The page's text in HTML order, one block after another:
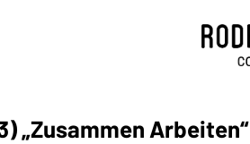
„Zusammen Arbeiten“